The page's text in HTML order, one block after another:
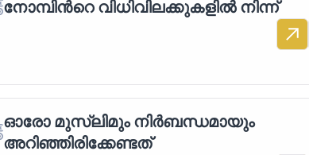
നോമ്പിന്‍റെ വിധിവിലക്കുകളിൽ നിന്ന്
ഓരോ മുസ്‌ലിമും നിര്‍ബന്ധമായും
അറിഞ്ഞിരിക്കേണ്ടത്